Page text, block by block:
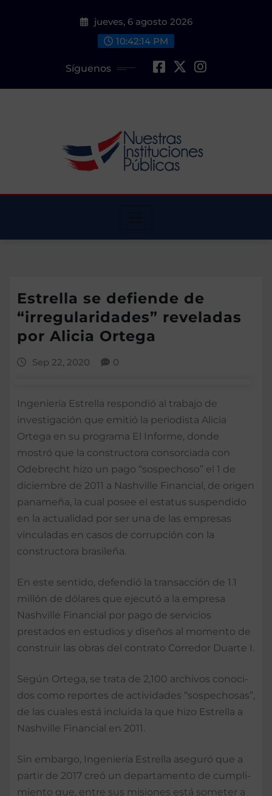
jueves, 6 agosto 2026
10:42:15 PM
Síguenos
Estrella se defiende de
“irregularidades” reveladas
por Alicia Ortega
Sep 22, 2020 0
Ingeniería Estrella respondió al trabajo de
investigación que emitió la periodis­ta Alicia
Ortega en su programa El In­forme, donde
mostró que la constructora consorciada con
Odebre­cht hizo un pago “sospe­choso” el 1 de
diciembre de 2011 a Nashville Finan­cial, de origen
paname­ña, la cual posee el estatus suspendido
en la actuali­dad por ser una de las em­presas
vinculadas en ca­sos de corrupción con la
constructora brasileña.
En este sentido, defendió la tran­sacción de 1.1
millón de dólares que ejecutó a la empresa
Nashville Finan­cial por pago de servicios
prestados en estudios y diseños al momento de
construir las obras del con­trato Corredor Duarte I.
Según Ortega, se trata de 2,100 archivos conoci­
dos como reportes de ac­tividades “sospechosas”,
de las cuales está incluida la que hizo Estrella a
Nas­hville Financial en 2011.
Sin embargo, Ingeniería Estrella ase­guró que a
partir de 2017 creó un depar­tamento de cumpli­
miento que, entre sus misiones está someter a